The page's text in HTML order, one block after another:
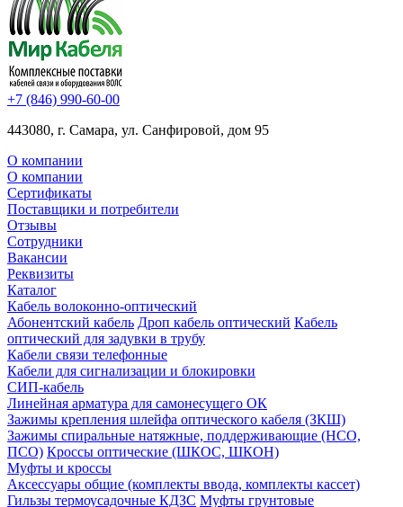
+7 (846) 990-60-00
443080, г. Самара, ул. Санфировой, дом 95
О компании
О компании
Сертификаты
Поставщики и потребители
Отзывы
Сотрудники
Вакансии
Реквизиты
Каталог
Кабель волоконно-оптический
Абонентский кабель Дроп кабель оптический Кабель
оптический для задувки в трубу
Кабели связи телефонные
Кабели для сигнализации и блокировки
СИП-кабель
Линейная арматура для самонесущего ОК
Зажимы крепления шлейфа оптического кабеля (ЗКШ)
Зажимы спиральные натяжные, поддерживающие (НСО,
ПСО) Кроссы оптические (ШКОС, ШКОН)
Муфты и кроссы
Аксессуары общие (комплекты ввода, комплекты кассет)
Гильзы термоусадочные КДЗС Муфты грунтовые